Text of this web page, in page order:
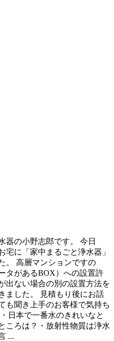
器の小野志郎です。 今日
宅に「家中まるごと浄水器」
。 高層マンションですの
タがあるBOX）への設置許
出ない場合の別の設置方法を
ました。 見積もり後にお話
も聞き上手のお客様で気持ち
日本で一番水のきれいなと
ろは？・放射性物質は浄水
...